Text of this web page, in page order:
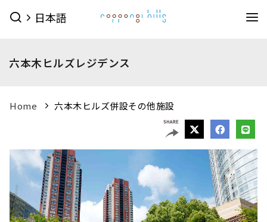
日本語
イベントTOPを見る
今月のイベント
来月のイベント
グルメ & ショップTOPを見る
サービス
ショップ一覧を見る
メンズファッション
レディスファッション
(45)
キッズ (9)
スポーツ・アウトドア(10)
ミュージアム・展望台
森アーツセンターギャラリー
森美術館 公式サイト
映画館TOPを見る
TOHOシネマズ六本木ヒルズ 公式サイト
（お知らせ）
ベイビークラブシアター 上映予定は
ホテル
ホテルTOPを見る
その他施設
六本木ヒルズレジデンス
Home 六本木ヒルズ併設その他施設